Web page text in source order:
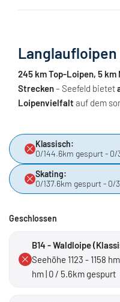
Langlaufloipen
245 km Top-Loipen, 5
Strecken– Seefeld bietet
Loipenvielfalt auf dem
Klassisch:
0/144.6km gespurt - 0/
Skating:
0/137.6km gespurt - 0/
Geschlossen
B14 - Waldloipe
Seehöhe 1123 - 1158
hm | 0 / 5.6km gespurt